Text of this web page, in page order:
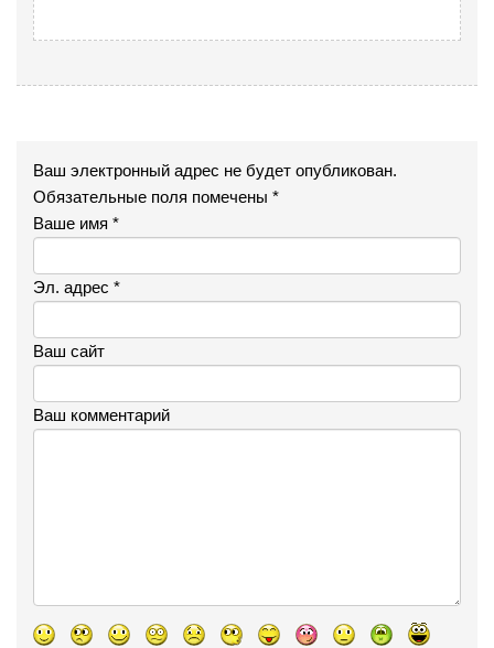
Ваш электронный адрес не будет опубликован.
Обязательные поля помечены *
Ваше имя *
Эл. адрес *
Ваш сайт
Ваш комментарий